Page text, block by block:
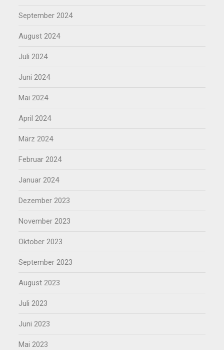
September 2024
August 2024
Juli 2024
Juni 2024
Mai 2024
April 2024
März 2024
Februar 2024
Januar 2024
Dezember 2023
November 2023
Oktober 2023
September 2023
August 2023
Juli 2023
Juni 2023
Mai 2023